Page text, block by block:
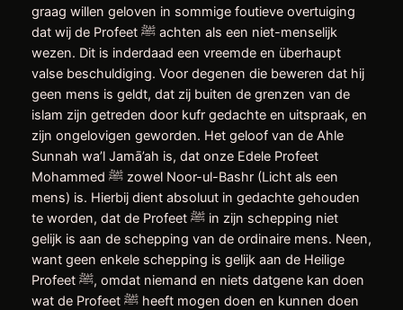
graag willen geloven in sommige foutieve overtuiging
dat wij de Profeet ﷺ achten als een niet-menselijk
wezen. Dit is inderdaad een vreemde en überhaupt
valse beschuldiging. Voor degenen die beweren dat hij
geen mens is geldt, dat zij buiten de grenzen van de
islam zijn getreden door kufr gedachte en uitspraak, en
zijn ongelovigen geworden. Het geloof van de Ahle
Sunnah wa’l Jamā’ah is, dat onze Edele Profeet
Mohammed ﷺ zowel Noor-ul-Bashr (Licht als een
mens) is. Hierbij dient absoluut in gedachte gehouden
te worden, dat de Profeet ﷺ in zijn schepping niet
gelijk is aan de schepping van de ordinaire mens. Neen,
want geen enkele schepping is gelijk aan de Heilige
Profeet ﷺ, omdat niemand en niets datgene kan doen
wat de Profeet ﷺ heeft mogen doen en kunnen doen